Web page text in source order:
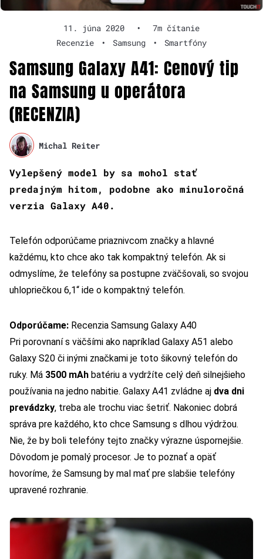
11. júna 2020 •
7m čítanie
Recenzie
• Samsung • Smartfóny
Samsung Galaxy A41: Cenový tip
na Samsung u operátora
(RECENZIA)
Michal Reiter
Vylepšený model by sa mohol stať
predajným hitom, podobne ako minuloročná
verzia Galaxy A40.
Telefón odporúčame priaznivcom značky a hlavné
každému, kto chce ako tak kompaktný telefón. Ak si
odmyslíme, že telefóny sa postupne zväčšovali, so svojou
uhlopriečkou 6,1“ ide o kompaktný telefón.
Odporúčame: Recenzia Samsung Galaxy A40
Pri porovnaní s väčšími ako napríklad Galaxy A51 alebo
Galaxy S20 či inými značkami je toto šikovný telefón do
ruky. Má 3500 mAh batériu a vydržíte celý deň silnejšieho
používania na jedno nabitie. Galaxy A41 zvládne aj dva dni
prevádzky, treba ale trochu viac šetriť. Nakoniec dobrá
správa pre každého, kto chce Samsung s dlhou výdržou.
Nie, že by boli telefóny tejto značky výrazne úspornejšie.
Dôvodom je pomalý procesor. Je to poznať a opäť
hovoríme, že Samsung by mal mať pre slabšie telefóny
upravené rozhranie.